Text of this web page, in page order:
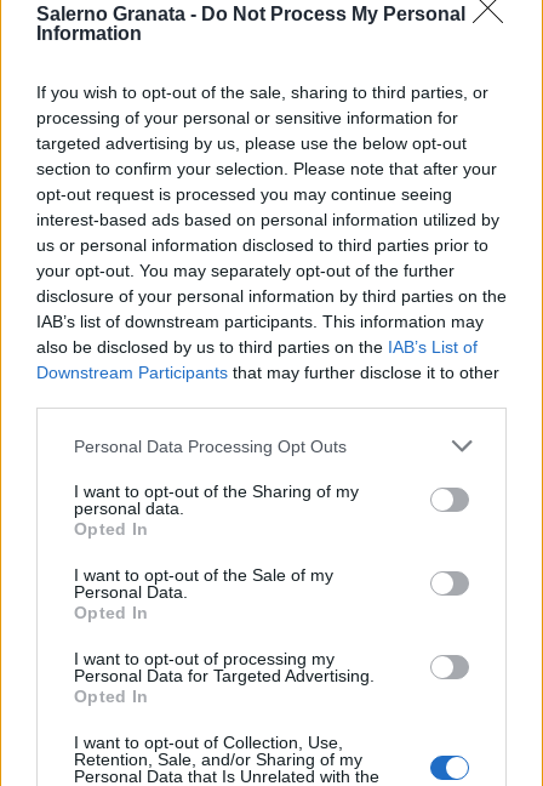
Salerno Granata - Do Not Process My Personal
Information
If you wish to opt-out of the sale, sharing to third parties, or
processing of your personal or sensitive information for
targeted advertising by us, please use the below opt-out
section to confirm your selection. Please note that after your
opt-out request is processed you may continue seeing
interest-based ads based on personal information utilized by
us or personal information disclosed to third parties prior to
your opt-out. You may separately opt-out of the further
disclosure of your personal information by third parties on the
IAB’s list of downstream participants. This information may
also be disclosed by us to third parties on the IAB’s List of
Downstream Participants that may further disclose it to other
Personal Data Processing Opt Outs
I want to opt-out of the Sharing of my
personal data.
Opted In
I want to opt-out of the Sale of my
Personal Data.
Opted In
I want to opt-out of processing my
Personal Data for Targeted Advertising.
Opted In
I want to opt-out of Collection, Use,
Retention, Sale, and/or Sharing of my
Personal Data that Is Unrelated with the
🔥 Trending